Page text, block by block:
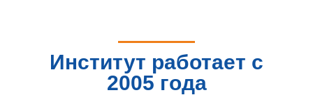
Институт работает с
2005 года